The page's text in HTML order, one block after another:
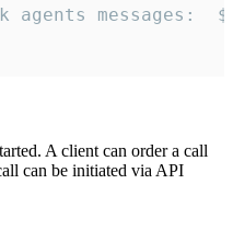
A client can order a call
can be initiated via API